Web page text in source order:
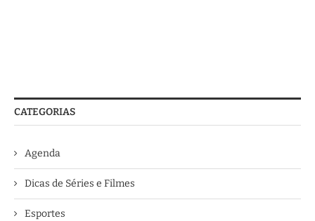
CATEGORIAS
Agenda
Dicas de Séries e Filmes
Esportes